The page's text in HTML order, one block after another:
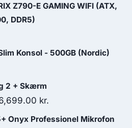
Z790-E GAMING WIFI (ATX,
DDR5)
Konsol - 500GB (Nordic)
2 + Skærm
kr.
price
Onyx Professionel Mikrofon